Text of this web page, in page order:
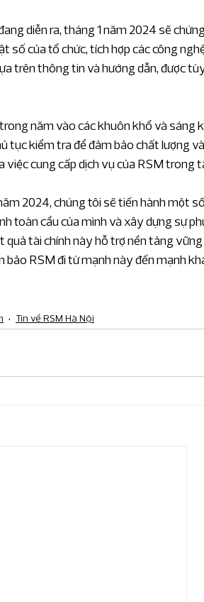
diễn ra, tháng 1 năm 2024 sẽ
số của tổ chức, tích hợp các công
trên thông tin và hướng dẫn, được
năm vào các khuôn khổ và sáng
tục kiểm tra để đảm bảo chất lượng
cung cấp dịch vụ của RSM trong
2024, chúng tôi sẽ tiến hành một
toàn cầu của mình và xây dựng sự
quả tài chính này hỗ trợ nền tảng
RSM đi từ mạnh này đến mạnh
Tin về RSM Hà Nội